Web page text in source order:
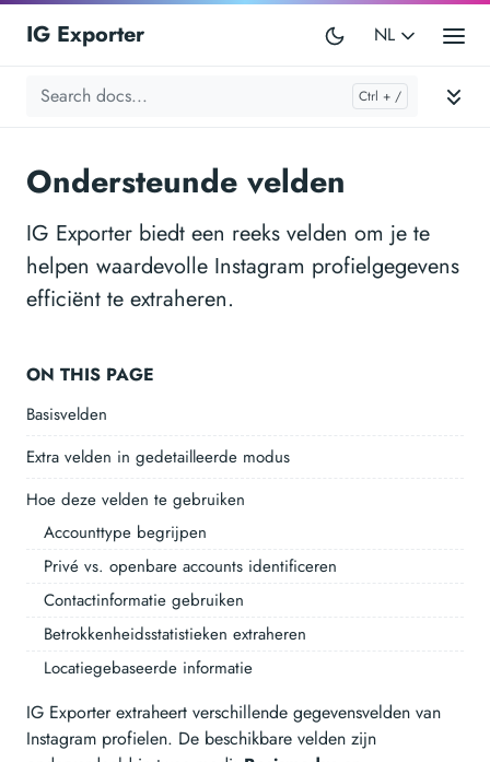
IG Exporter NL
Ondersteunde velden
IG Exporter biedt een reeks velden om je te
helpen waardevolle Instagram profielgegevens
efficiënt te extraheren.
ON THIS PAGE
Basisvelden
Extra velden in gedetailleerde modus
Hoe deze velden te gebruiken
Accounttype begrijpen
Privé vs. openbare accounts identificeren
Contactinformatie gebruiken
Betrokkenheidsstatistieken extraheren
Locatiegebaseerde informatie
IG Exporter extraheert verschillende gegevensvelden van
Instagram profielen. De beschikbare velden zijn